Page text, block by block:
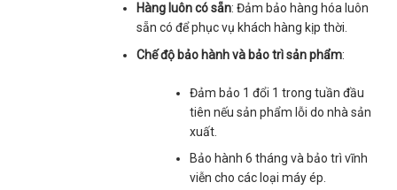
Hàng luôn có sẵn: Đảm bảo hàng hóa luôn
sẵn có để phục vụ khách hàng kịp thời.
Chế độ bảo hành và bảo trì sản phẩm:
Đảm bảo 1 đổi 1 trong tuần đầu
tiên nếu sản phẩm lỗi do nhà sản
xuất.
Bảo hành 6 tháng và bảo trì vĩnh
viễn cho các loại máy ép.